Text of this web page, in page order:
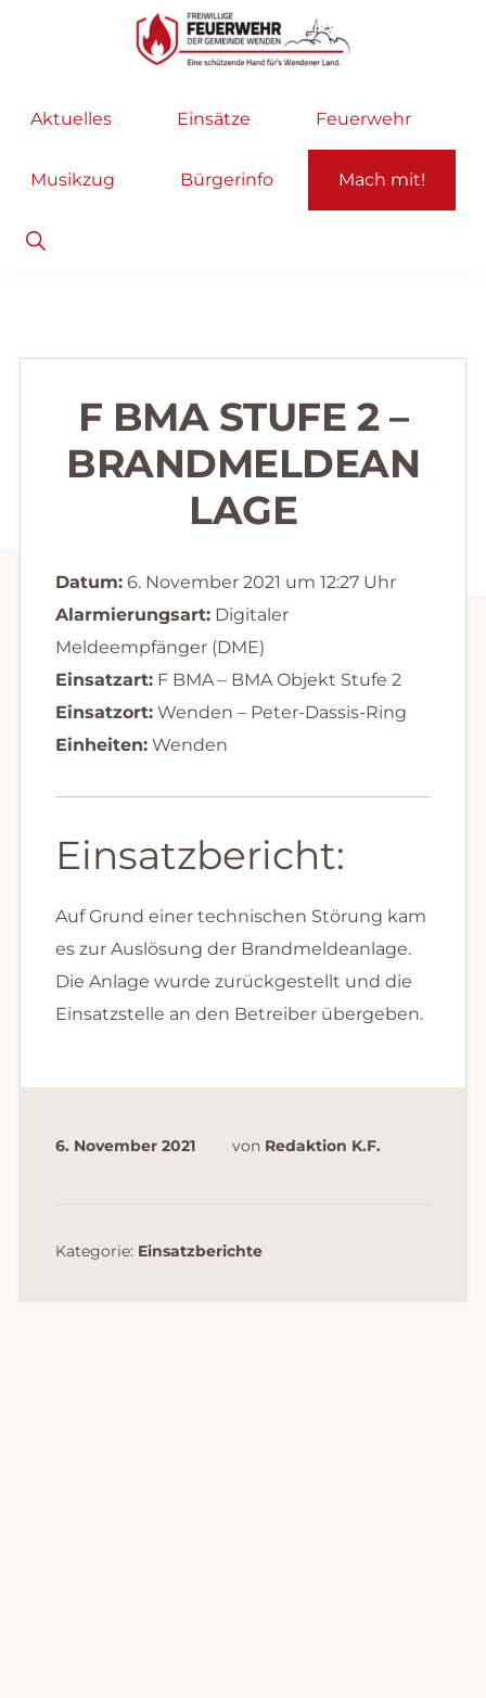
Hauptnavigation
Feuerwehr
helfen
selbstverständlich!
Aktuelles Einsätze Feuerwehr
Musikzug Bürgerinfo Mach mit!
Show
Search
F BMA STUFE 2 –
BRANDMELDEAN
LAGE
Datum:6. November 2021 um 12:27 Uhr
Alarmierungsart:Digitaler
Meldeempfänger (DME)
Einsatzart:F BMA – BMA Objekt Stufe 2
Einsatzort:Wenden – Peter-Dassis-Ring
Einheiten:Wenden
Einsatzbericht:
Auf Grund einer technischen Störung kam
es zur Auslösung der Brandmeldeanlage.
Die Anlage wurde zurückgestellt und die
Einsatzstelle an den Betreiber übergeben.
6. November 2021 von Redaktion K.F.
Kategorie: Einsatzberichte